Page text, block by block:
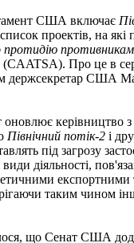
США включає
проектів, на
(CAATSA). Про це в
держсекретар США
керівництво
Північний потік-2 і
під загрозу
види діяльності,
таким чином
що Сенат США